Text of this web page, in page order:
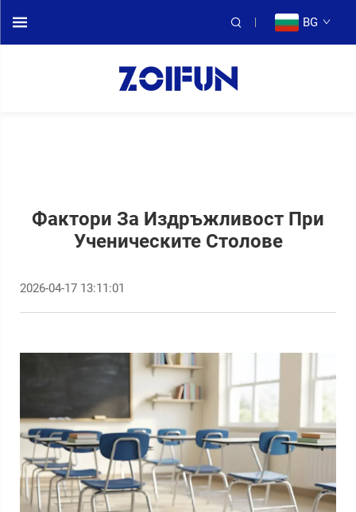
BG
Фактори За Издръжливост При
Ученическите Столове
2026-04-17 13:11:01